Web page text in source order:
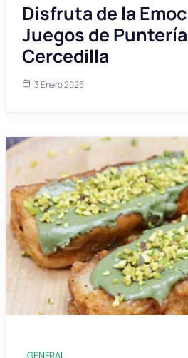
Disfruta de la
Juegos de
Cercedilla
3 Enero 2025